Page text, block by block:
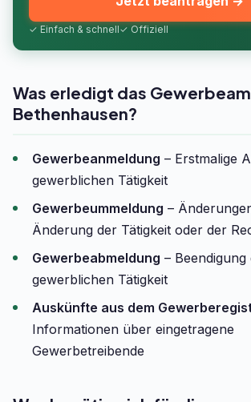
✓ Einfach & schnell✓ Offiziell
Was erledigt das
Bethenhausen?
Gewerbeanmeldung – Erstmalige
gewerblichen Tätigkeit
Gewerbeummeldung –
Änderung der Tätigkeit oder der
Gewerbeabmeldung – Beendigung
gewerblichen Tätigkeit
Auskünfte aus dem
Informationen über eingetragene
Gewerbetreibende